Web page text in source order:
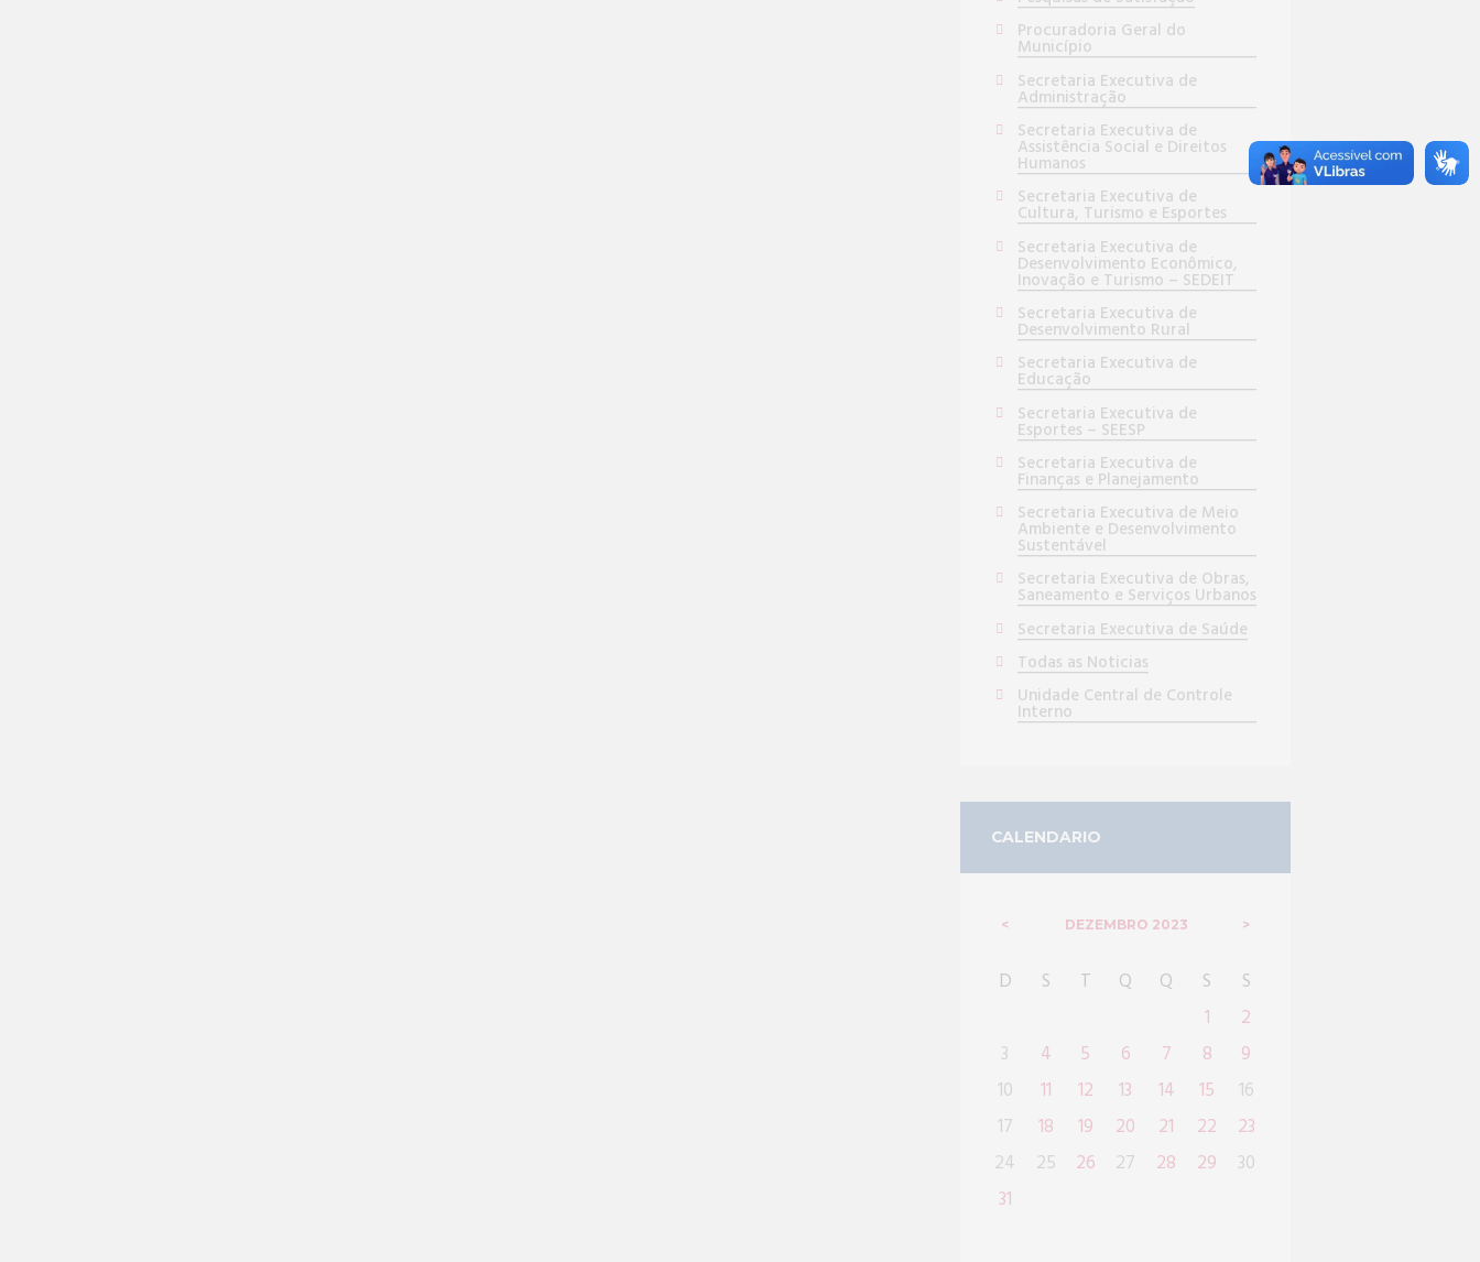
Procuradoria Geral do
Município
Secretaria Executiva de
Administração
Secretaria Executiva de
Assistência Social e Direitos
Humanos
Secretaria Executiva de
Cultura, Turismo e Esportes
Secretaria Executiva de
Desenvolvimento Econômico,
Inovação e Turismo – SEDEIT
Secretaria Executiva de
Desenvolvimento Rural
Secretaria Executiva de
Educação
Secretaria Executiva de
Esportes – SEESP
Secretaria Executiva de
Finanças e Planejamento
Secretaria Executiva de Meio
Ambiente e Desenvolvimento
Sustentável
Secretaria Executiva de Obras,
Saneamento e Serviços Urbanos
Secretaria Executiva de Saúde
Todas as Noticias
Unidade Central de Controle
Interno
CALENDARIO
DEZEMBRO 2023
D S T Q Q S
S
1
2
3
4 5 6 7 8
9
10
11 12 13 14 15
16
17
18 19 20 21 22
23
24
25 26 27 28 29
30
31